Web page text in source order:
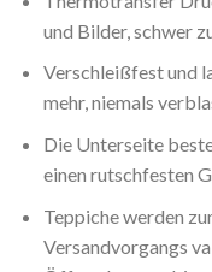
und Bilder, schwer
Verschleißfest und
mehr, niemals
Die Unterseite
einen rutschfesten
Teppiche werden
Versandvorgangs